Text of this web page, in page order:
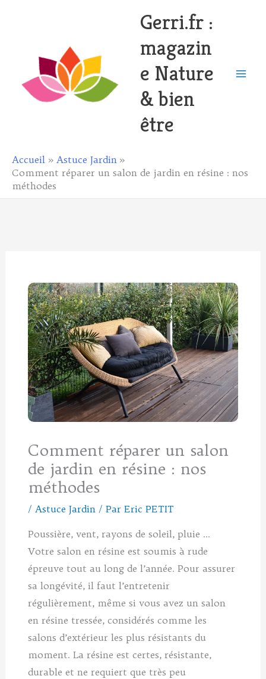
Gerri.fr :
magazin
e Nature
& bien
être
Accueil
Astuce Jardin
Comment réparer un salon de jardin en résine : nos
méthodes
Comment réparer un salon
de jardin en résine : nos
méthodes
/Astuce Jardin / ParEric PETIT
Poussière, vent, rayons de soleil, pluie …
Votre salon en résine est soumis à rude
épreuve tout au long de l’année. Pour assurer
sa longévité, il faut l’entretenir
régulièrement, même si vous avez un salon
en résine tressée, considérés comme les
salons d’extérieur les plus résistants du
moment. La résine est certes, résistante,
durable et ne requiert que très peu